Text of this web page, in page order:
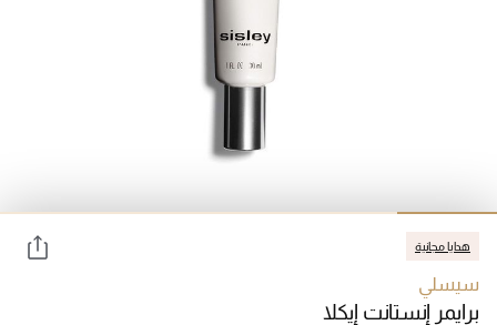
هدايا مجانية
سيسلي
برايمر إنستانت إيكلا